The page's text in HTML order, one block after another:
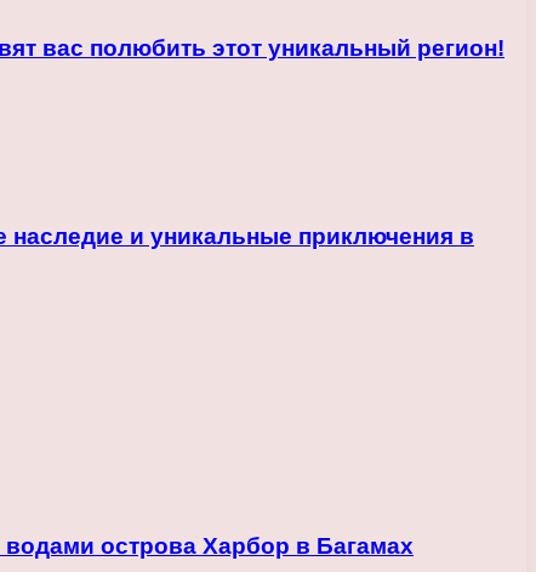
вас полюбить этот уникальный регион!
и уникальные приключения в
острова Харбор в Багамах